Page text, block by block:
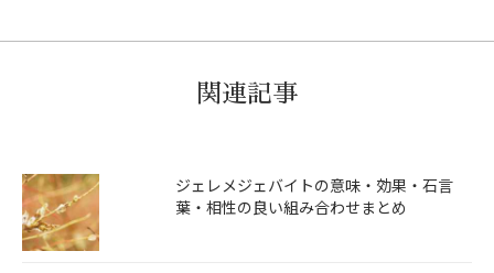
関連記事
ジェレメジェバイトの意味・効果・石言
葉・相性の良い組み合わせまとめ